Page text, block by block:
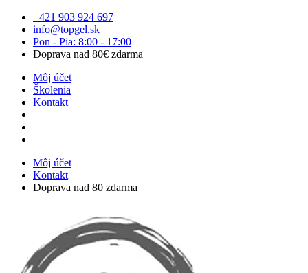
Preskočiť
obsah
+421 903 924 697
info@topgel.sk
Pon - Pia: 8:00 - 17:00
Doprava nad 80€ zdarma
Môj účet
Školenia
Kontakt
Môj účet
Kontakt
Doprava nad 80 zdarma